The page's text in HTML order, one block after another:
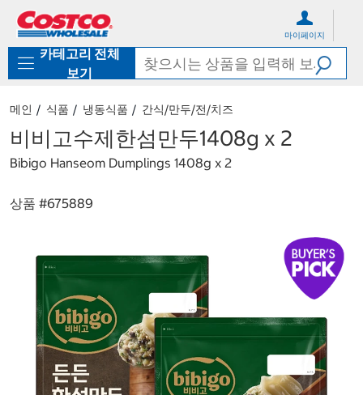
로
기
가
마이페이지
카테고리 전체
보기
메인 식품 냉동식품 간식/만두/전/치즈
비비고수제한섬만두1408g x 2
Bibigo Hanseom Dumplings 1408g x 2
상품 #675889